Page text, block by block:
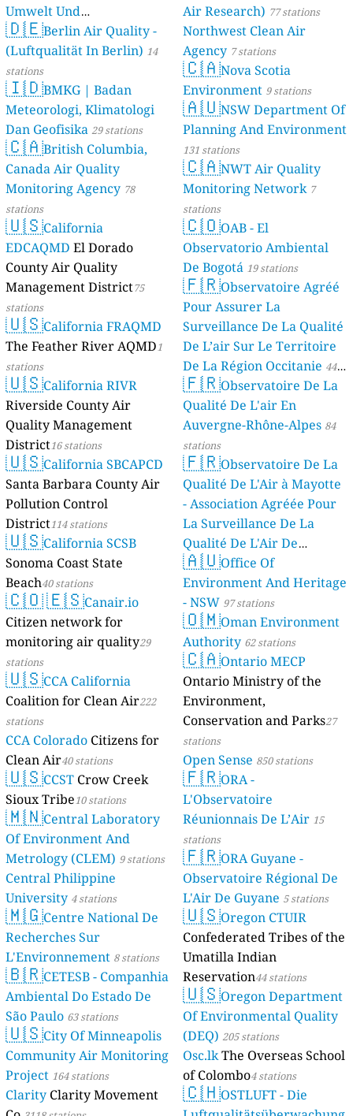
Umwelt Und
Verbraucherschutz) - LfU
46 stations
🇩🇪Berlin Air Quality -
(Luftqualität In Berlin) 14
stations
🇮🇩BMKG | Badan
Meteorologi, Klimatologi
Dan Geofisika 29 stations
🇨🇦British Columbia,
Canada Air Quality
Monitoring Agency 78
stations
🇺🇸California
EDCAQMD El Dorado
County Air Quality
Management District75
stations
🇺🇸California FRAQMD
The Feather River AQMD1
stations
🇺🇸California RIVR
Riverside County Air
Quality Management
District16 stations
🇺🇸California SBCAPCD
Santa Barbara County Air
Pollution Control
District114 stations
🇺🇸California SCSB
Sonoma Coast State
Beach40 stations
🇨🇴🇪🇸Canair.io
Citizen network for
monitoring air quality29
stations
🇺🇸CCA California
Coalition for Clean Air222
stations
CCA Colorado Citizens for
Clean Air40 stations
🇺🇸CCST Crow Creek
Sioux Tribe10 stations
🇲🇳Central Laboratory
Of Environment And
Metrology (CLEM) 9 stations
Central Philippine
University 4 stations
🇲🇬Centre National De
Recherches Sur
L'Environnement 8 stations
🇧🇷CETESB - Companhia
Ambiental Do Estado De
São Paulo 63 stations
🇺🇸City Of Minneapolis
Community Air Monitoring
Project 164 stations
Clarity Clarity Movement
Air Research) 77 stations
Northwest Clean Air
Agency 7 stations
🇨🇦Nova Scotia
Environment 9 stations
🇦🇺NSW Department Of
Planning And Environment
131 stations
🇨🇦NWT Air Quality
Monitoring Network 7
stations
🇨🇴OAB - El
Observatorio Ambiental
De Bogotá 19 stations
🇫🇷Observatoire Agréé
Pour Assurer La
Surveillance De La Qualité
De L’air Sur Le Territoire
De La Région Occitanie 44
stations
🇫🇷Observatoire De La
Qualité De L'air En
Auvergne-Rhône-Alpes 84
stations
🇫🇷Observatoire De La
Qualité De L'Air à Mayotte
- Association Agréée Pour
La Surveillance De La
Qualité De L'Air De
Mayotte 4 stations
🇦🇺Office Of
Environment And Heritage
- NSW 97 stations
🇴🇲Oman Environment
Authority 62 stations
🇨🇦Ontario MECP
Ontario Ministry of the
Environment,
Conservation and Parks27
stations
Open Sense 850 stations
🇫🇷ORA -
L'Observatoire
Réunionnais De L’Air 15
stations
🇫🇷ORA Guyane -
Observatoire Régional De
L'Air De Guyane 5 stations
🇺🇸Oregon CTUIR
Confederated Tribes of the
Umatilla Indian
Reservation44 stations
🇺🇸Oregon Department
Of Environmental Quality
(DEQ) 205 stations
Osc.lkThe Overseas School
of Colombo4 stations
🇨🇭OSTLUFT - Die